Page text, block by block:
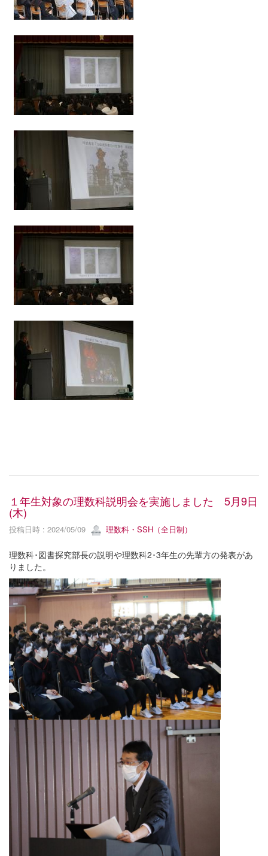
１年生対象の理数科説明会を実施しました 5月9日
(木)
投稿日時 : 2024/05/09 理数科・SSH（全日制）
理数科･図書探究部長の説明や理数科2･3年生の先輩方の発表があ
りました。